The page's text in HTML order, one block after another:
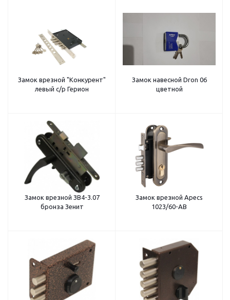
Замок врезной "Конкурент"
левый с/р Герион
Замок навесной Dron 06
цветной
Замок врезной ЗВ4-3.07
бронза Зенит
Замок врезной Apecs
1023/60-АВ